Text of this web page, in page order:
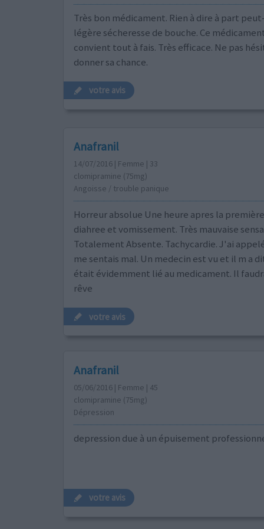
Très bon médicament. Rien à dire à part
légère sécheresse de bouche. Ce
convient tout à fais. Très efficace. Ne pas
donner sa chance.
votre avis
Anafranil
14/07/2016 | Femme | 33
clomipramine (75mg)
Angoisse / trouble panique
Horreur absolue Une heure apres la
diahree et vomissement. Très mauvaise
Totalement Absente. Tachycardie. J'ai
me sentais mal. Un medecin est vu et il m a
était évidemment lié au medicament. Il
rêve
votre avis
Anafranil
05/06/2016 | Femme | 45
clomipramine (75mg)
Dépression
depression due à un épuisement
votre avis